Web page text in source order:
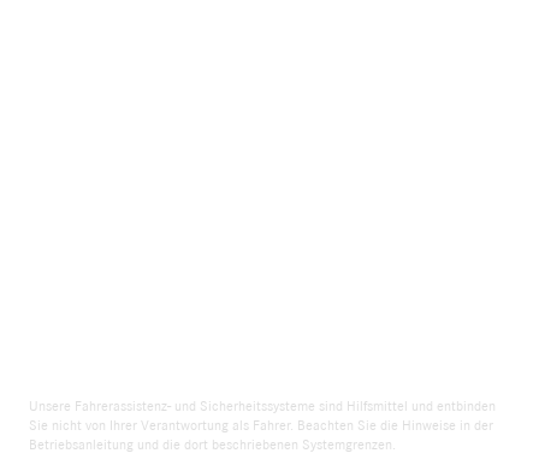
Unsere Fahrerassistenz- und Sicherheitssysteme sind Hilfsmittel und entbinden
Sie nicht von Ihrer Verantwortung als Fahrer. Beachten Sie die Hinweise in der
Betriebsanleitung und die dort beschriebenen Systemgrenzen.